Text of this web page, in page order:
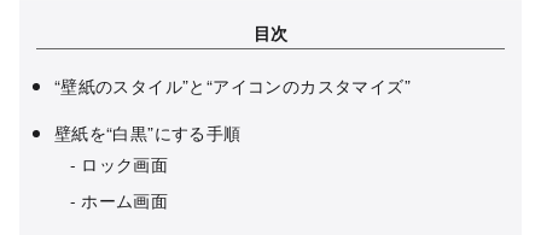
目次
“壁紙のスタイル”と“アイコンのカスタマイズ”
壁紙を“白黒”にする手順
ロック画面
ホーム画面